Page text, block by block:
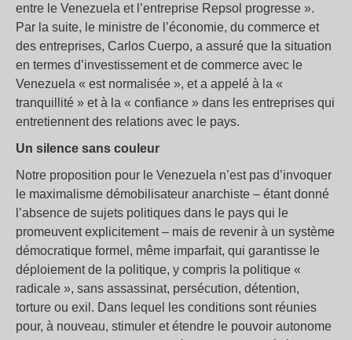
entre le Venezuela et l’entreprise Repsol progresse ».
Par la suite, le ministre de l’économie, du commerce et
des entreprises, Carlos Cuerpo, a assuré que la situation
en termes d’investissement et de commerce avec le
Venezuela « est normalisée », et a appelé à la «
tranquillité » et à la « confiance » dans les entreprises qui
entretiennent des relations avec le pays.
Un silence sans couleur
Notre proposition pour le Venezuela n’est pas d’invoquer
le maximalisme démobilisateur anarchiste – étant donné
l’absence de sujets politiques dans le pays qui le
promeuvent explicitement – mais de revenir à un système
démocratique formel, même imparfait, qui garantisse le
déploiement de la politique, y compris la politique «
radicale », sans assassinat, persécution, détention,
torture ou exil. Dans lequel les conditions sont réunies
pour, à nouveau, stimuler et étendre le pouvoir autonome